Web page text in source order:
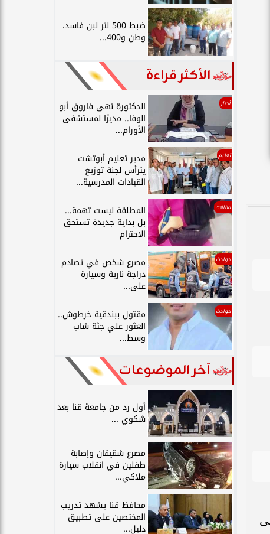
ضبط 500 لتر لبن فاسد،
وطن و400...
الأكثر قراءة
أخبار الدكتورة نهى فاروق أبو
الوفا.. مديرًا لمستشفى
الأورام...
تعليم مدير تعليم أبوتشت
يترأس لجنة توزيع
القيادات المدرسية...
مقالات المطلقة ليست تهمة...
بل بداية جديدة تستحق
الاحترام
حوادث مصرع شخص في تصادم
دراجة نارية وسيارة
على...
حوادث مقتول ببندقية خرطوش..
العثور علي جثة شاب
وسط...
آخر الموضوعات
أول رد من جامعة قنا بعد
شكوي ...
مصرع شقيقان وإصابة
طفلين في انقلاب سيارة
ملاكي...
محافظ قنا يشهد تدريب
المختصين على تطبيق
دليل...